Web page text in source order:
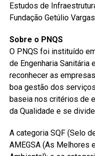
Estudos de
Fundação Getúlio
Sobre o PNQS
O PNQS foi instituído
de Engenharia Sanitária
reconhecer as
boa gestão dos
baseia nos critérios de
da Qualidade e se
A categoria SQF (Selo
AMEGSA (As Melhores